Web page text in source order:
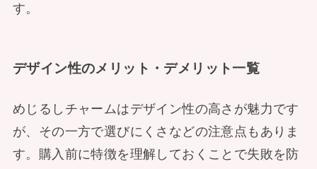
す。
デザイン性のメリット・デメリット一覧
めじるしチャームはデザイン性の高さが魅力です
が、その一方で選びにくさなどの注意点もありま
す。購入前に特徴を理解しておくことで失敗を防